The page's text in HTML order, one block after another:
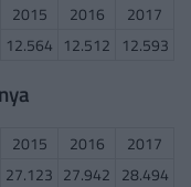
2015 2016
2017
12.564 12.512 12.593
2015 2016
2017
27.123 27.942 28.494